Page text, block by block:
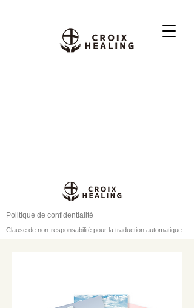
Politique de confidentialité
Clause de non-responsabilité pour la traduction automatique